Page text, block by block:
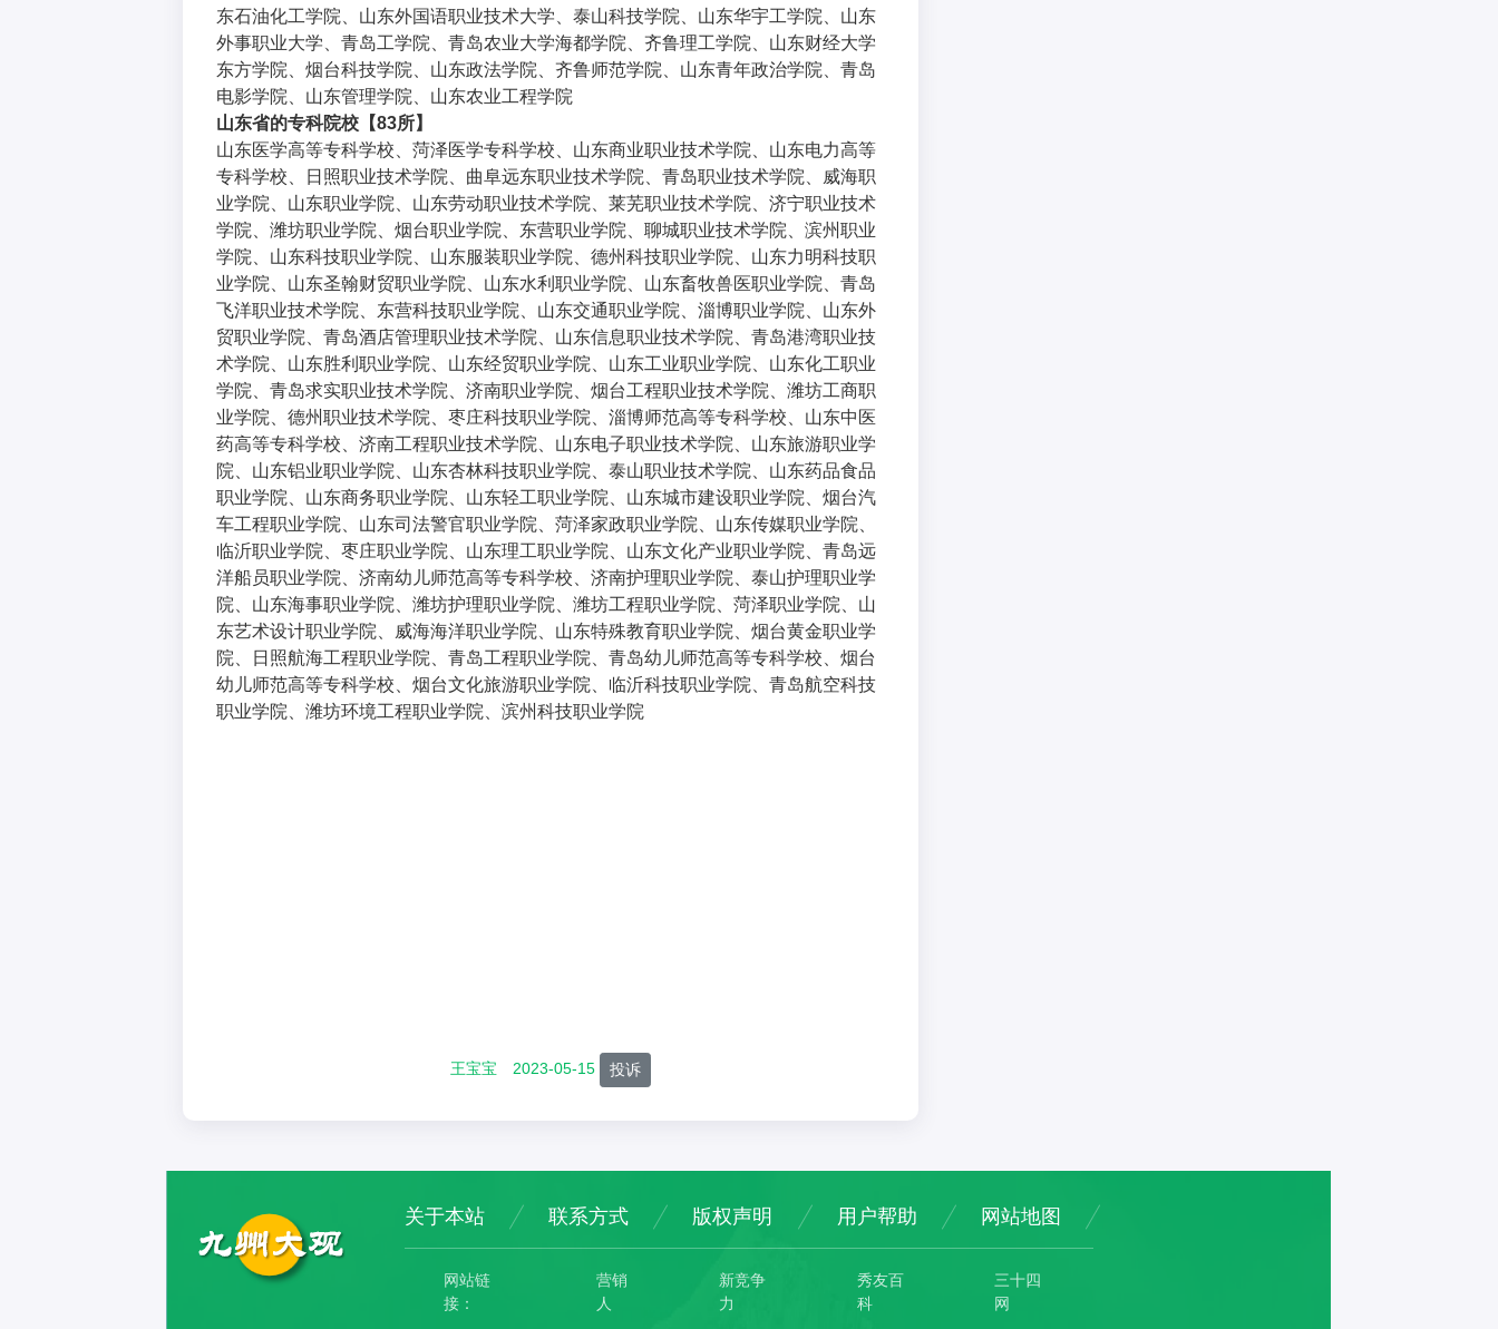
东石油化工学院、山东外国语职业技术大学、泰山科技学院、山东华宇工学院、山东
外事职业大学、青岛工学院、青岛农业大学海都学院、齐鲁理工学院、山东财经大学
东方学院、烟台科技学院、山东政法学院、齐鲁师范学院、山东青年政治学院、青岛
电影学院、山东管理学院、山东农业工程学院
山东省的专科院校【83所】
山东医学高等专科学校、菏泽医学专科学校、山东商业职业技术学院、山东电力高等
专科学校、日照职业技术学院、曲阜远东职业技术学院、青岛职业技术学院、威海职
业学院、山东职业学院、山东劳动职业技术学院、莱芜职业技术学院、济宁职业技术
学院、潍坊职业学院、烟台职业学院、东营职业学院、聊城职业技术学院、滨州职业
学院、山东科技职业学院、山东服装职业学院、德州科技职业学院、山东力明科技职
业学院、山东圣翰财贸职业学院、山东水利职业学院、山东畜牧兽医职业学院、青岛
飞洋职业技术学院、东营科技职业学院、山东交通职业学院、淄博职业学院、山东外
贸职业学院、青岛酒店管理职业技术学院、山东信息职业技术学院、青岛港湾职业技
术学院、山东胜利职业学院、山东经贸职业学院、山东工业职业学院、山东化工职业
学院、青岛求实职业技术学院、济南职业学院、烟台工程职业技术学院、潍坊工商职
业学院、德州职业技术学院、枣庄科技职业学院、淄博师范高等专科学校、山东中医
药高等专科学校、济南工程职业技术学院、山东电子职业技术学院、山东旅游职业学
院、山东铝业职业学院、山东杏林科技职业学院、泰山职业技术学院、山东药品食品
职业学院、山东商务职业学院、山东轻工职业学院、山东城市建设职业学院、烟台汽
车工程职业学院、山东司法警官职业学院、菏泽家政职业学院、山东传媒职业学院、
临沂职业学院、枣庄职业学院、山东理工职业学院、山东文化产业职业学院、青岛远
洋船员职业学院、济南幼儿师范高等专科学校、济南护理职业学院、泰山护理职业学
院、山东海事职业学院、潍坊护理职业学院、潍坊工程职业学院、菏泽职业学院、山
东艺术设计职业学院、威海海洋职业学院、山东特殊教育职业学院、烟台黄金职业学
院、日照航海工程职业学院、青岛工程职业学院、青岛幼儿师范高等专科学校、烟台
幼儿师范高等专科学校、烟台文化旅游职业学院、临沂科技职业学院、青岛航空科技
职业学院、潍坊环境工程职业学院、滨州科技职业学院
王宝宝 2023-05-15 投诉
关于本站 联系方式 版权声明 用户帮助 网站地图
网站链
接：
营销
人
新竞争
力
秀友百
科
三十四
网